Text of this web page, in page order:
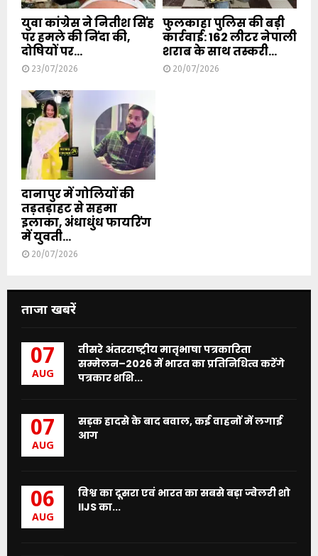
युवा कांग्रेस ने नितीश सिंह
पर हमले की निंदा की,
दोषियों पर...
23/07/2026
फुलकाहा पुलिस की बड़ी
कार्रवाई: 162 लीटर नेपाली
शराब के साथ तस्करी...
20/07/2026
दानापुर में गोलियों की
तड़तड़ाहट से सहमा
इलाका, अंधाधुंध फायरिंग
में युवती...
20/07/2026
ताजा खबरें
07
AUG
तीसरे अंतरराष्ट्रीय मातृभाषा पत्रकारिता
सम्मेलन–2026 में भारत का प्रतिनिधित्व करेंगे
पत्रकार शशि...
07
AUG
सड़क हादसे के बाद बवाल, कई वाहनों में लगाई
आग
06
AUG
विश्व का दूसरा एवं भारत का सबसे बड़ा ज्वेलरी शो
IIJS का...